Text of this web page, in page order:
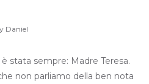
Daniel
stata sempre: Madre Teresa.
non parliamo della ben nota